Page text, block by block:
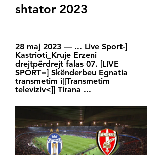
shtator 2023
28 maj 2023 — ... Live Sport-]
Kastrioti_Kruje Erzeni
drejtpërdrejt falas 07. [LIVE
SPORT=] Skënderbeu Egnatia
transmetim i[[Transmetim
televiziv<]] Tirana ...